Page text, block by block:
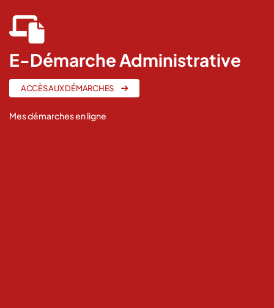
file
E-Démarche Administrative
ACCÈS AUX DÉMARCHES
Mes démarches en ligne